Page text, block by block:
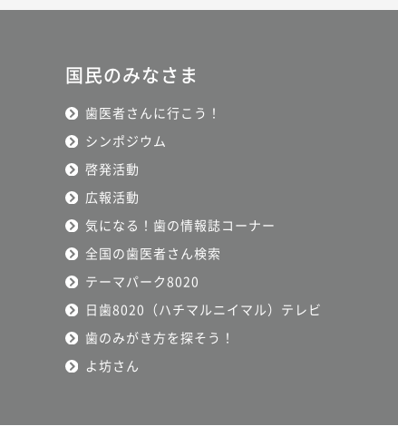
国民のみなさま
歯医者さんに行こう！
シンポジウム
啓発活動
広報活動
気になる！歯の情報誌コーナー
全国の歯医者さん検索
テーマパーク8020
日歯8020（ハチマルニイマル）テレビ
歯のみがき方を探そう！
よ坊さん